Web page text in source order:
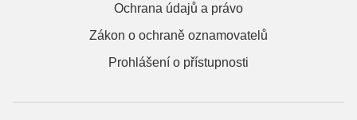
Ochrana údajů a právo
Zákon o ochraně oznamovatelů
Prohlášení o přístupnosti